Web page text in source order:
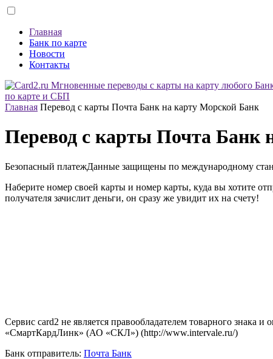
Главная
Банк по карте
Новости
Контакты
по карте и СБП
Главная Перевод с карты Почта Банк на карту Морской Банк
Перевод с карты Почта Банк
Безопасный платежДанные защищены по международному
Наберите номер своей карты и номер карты, куда вы хотите
получателя зачислит деньги, он сразу же увидит их на счету!
Сервис card2 не является правообладателем товарного знака
«СмартКардЛинк» (АО «СКЛ») (http://www.intervale.ru/)
Банк отправитель: Почта Банк